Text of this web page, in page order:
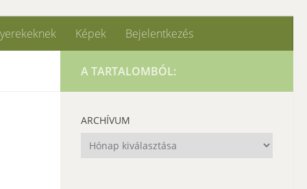
Képek Bejelentkezés
A TARTALOMBÓL:
ARCHÍVUM
Archívum